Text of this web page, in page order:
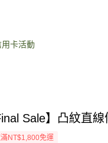
用卡活動
Sale】凸紋直
NT$1,800免運